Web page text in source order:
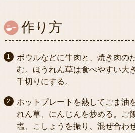
作り方
ボウルなどに牛肉と、焼き肉の
む。ほうれん草は食べやすい大
千切りにする。
ホットプレートを熱してごま油
れん草、にんじんを炒める。ご
塩、こしょうを振り、混ぜ合わ